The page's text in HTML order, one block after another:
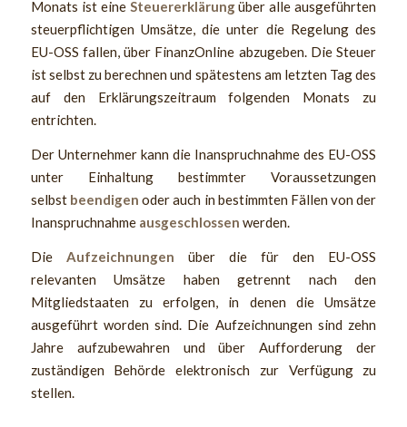
Monats ist eine Steuererklärungüber alle ausgeführten
steuerpflichtigen Umsätze, die unter die Regelung des
EU-OSS fallen, über FinanzOnline abzugeben. Die Steuer
ist selbst zu berechnen und spätestens am letzten Tag des
auf den Erklärungszeitraum folgenden Monats zu
entrichten.
Der Unternehmer kann die Inanspruchnahme des EU-OSS
unter Einhaltung bestimmter Voraussetzungen
selbst beendigen oder auch in bestimmten Fällen von der
Inanspruchnahme ausgeschlossen werden.
Die Aufzeichnungen über die für den EU-OSS
relevanten Umsätze haben getrennt nach den
Mitgliedstaaten zu erfolgen, in denen die Umsätze
ausgeführt worden sind. Die Aufzeichnungen sind zehn
Jahre aufzubewahren und über Aufforderung der
zuständigen Behörde elektronisch zur Verfügung zu
stellen.